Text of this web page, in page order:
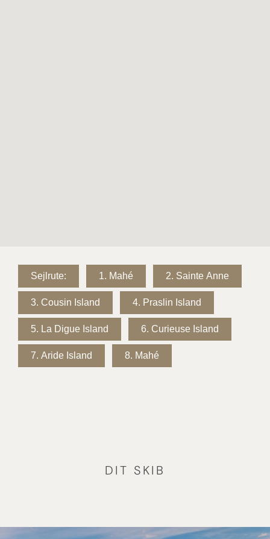
Sejlrute: 1. Mahé 2. Sainte Anne
3. Cousin Island 4. Praslin Island
5. La Digue Island 6. Curieuse Island
7. Aride Island 8. Mahé
DIT SKIB